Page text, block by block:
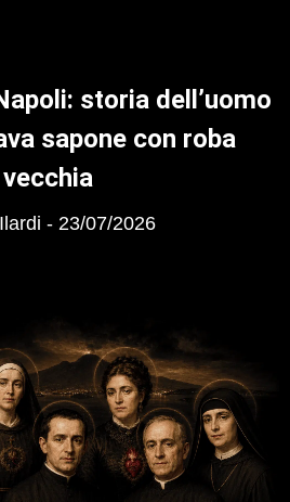
storia dell’uomo
sapone con roba
vecchia
23/07/2026